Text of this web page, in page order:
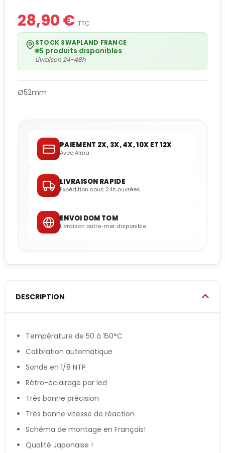
28,90 € TTC
STOCK SWAPLAND FRANCE
5 produits disponibles
Livraison 24-48h
Ø52mm
PAIEMENT 2X, 3X, 4X, 10X ET 12X
Avec Alma
LIVRAISON RAPIDE
Expédition sous 24h ouvrées
ENVOI DOM TOM
Livraison outre-mer disponible
DESCRIPTION
Température de 50 à 150°C
Calibration automatique
Sonde en 1/8 NTP
Rétro-éclairage par led
Très bonne précision
Très bonne vitesse de réaction
Schéma de montage en Français!
Qualité Japonaise !